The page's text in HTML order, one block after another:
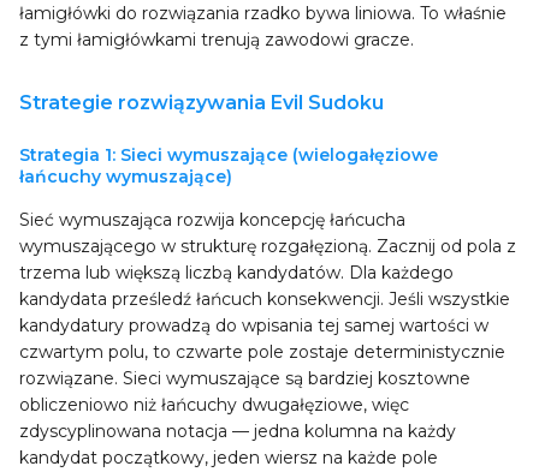
łamigłówki do rozwiązania rzadko bywa liniowa. To właśnie
z tymi łamigłówkami trenują zawodowi gracze.
Strategie rozwiązywania Evil Sudoku
Strategia 1: Sieci wymuszające (wielogałęziowe
łańcuchy wymuszające)
Sieć wymuszająca rozwija koncepcję łańcucha
wymuszającego w strukturę rozgałęzioną. Zacznij od pola z
trzema lub większą liczbą kandydatów. Dla każdego
kandydata prześledź łańcuch konsekwencji. Jeśli wszystkie
kandydatury prowadzą do wpisania tej samej wartości w
czwartym polu, to czwarte pole zostaje deterministycznie
rozwiązane. Sieci wymuszające są bardziej kosztowne
obliczeniowo niż łańcuchy dwugałęziowe, więc
zdyscyplinowana notacja — jedna kolumna na każdy
kandydat początkowy, jeden wiersz na każde pole